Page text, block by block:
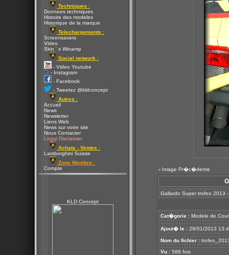
Techniques :
Donnees techniques
Histoire des modeles
Historique de la marque
Telechargements :
Screensavers
Video
Skin ' s Winamp
Social network :
- Video Youtube
- Instagram
- Facebook
- Tweetez @kldconcept
Autres :
Accueil
News
Newsletter
Liens Web
News sur votre site
Nous Contacter
Legal Disclaimer
Achats - Ventes :
Lamborghini Suisse
Zone Membre :
Compte
KLD Concept
< Image Pr�c�dente
Gallardo Super trofeo 2013
Cat�gorie : Modele de
Ajout� le : 29/01/2013
Nom du fichier :
Vu : 588 fois